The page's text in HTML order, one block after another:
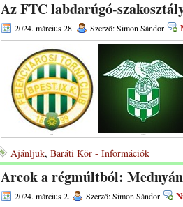
Az FTC labdarúgó-
2024. március 28. Szerző: Simon Sándor
Ajánljuk, Baráti Kör - Információk
Arcok a régmúltból:
2024. március 2. Szerző: Simon Sándor